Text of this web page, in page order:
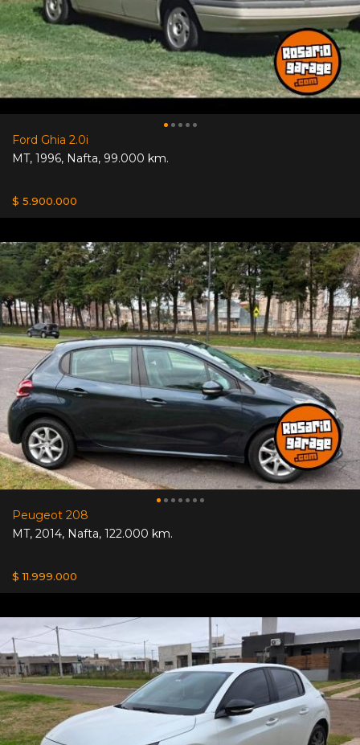
Ford Ghia 2.0i
MT, 1996, Nafta, 99.000 km.
$ 5.900.000
Peugeot 208
MT, 2014, Nafta, 122.000 km.
$ 11.999.000